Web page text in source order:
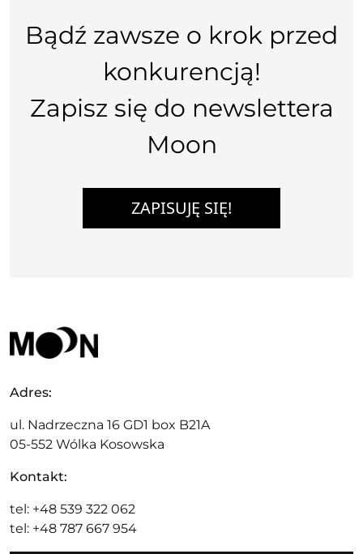
Bądź zawsze o krok przed
konkurencją!
Zapisz się do newslettera
Moon
ZAPISUJĘ SIĘ!
Adres:
ul. Nadrzeczna 16 GD1 box B21A
05-552 Wólka Kosowska
Kontakt:
tel: +48 539 322 062
tel: +48 787 667 954